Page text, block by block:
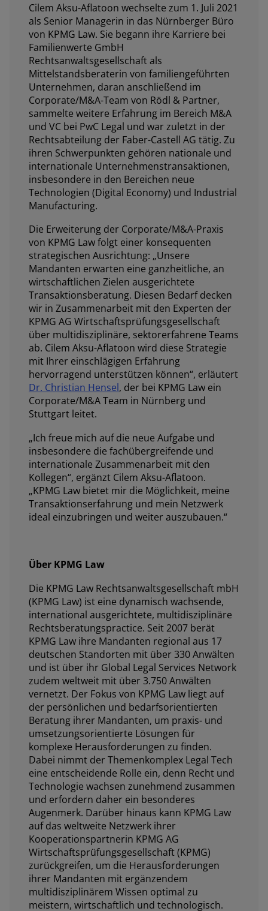
Cilem Aksu-Aflatoon wechselte zum 1. Juli 2021
als Senior Managerin in das Nürnberger Büro
von KPMG Law. Sie begann ihre Karriere bei
Familienwerte GmbH
Rechtsanwaltsgesellschaft als
Mittelstandsberaterin von familiengeführten
Unternehmen, daran anschließend im
Corporate/M&A-Team von Rödl & Partner,
sammelte weitere Erfahrung im Bereich M&A
und VC bei PwC Legal und war zuletzt in der
Rechtsabteilung der Faber-Castell AG tätig. Zu
ihren Schwerpunkten gehören nationale und
internationale Unternehmenstransaktionen,
insbesondere in den Bereichen neue
Technologien (Digital Economy) und Industrial
Manufacturing.
Die Erweiterung der Corporate/M&A-Praxis
von KPMG Law folgt einer konsequenten
strategischen Ausrichtung: „Unsere
Mandanten erwarten eine ganzheitliche, an
wirtschaftlichen Zielen ausgerichtete
Transaktionsberatung. Diesen Bedarf decken
wir in Zusammenarbeit mit den Experten der
KPMG AG Wirtschaftsprüfungsgesellschaft
über multidisziplinäre, sektorerfahrene Teams
ab. Cilem Aksu-Aflatoon wird diese Strategie
mit Ihrer einschlägigen Erfahrung
hervorragend unterstützen können“, erläutert
Dr. Christian Hensel, der bei KPMG Law ein
Corporate/M&A Team in Nürnberg und
Stuttgart leitet.
„Ich freue mich auf die neue Aufgabe und
insbesondere die fachübergreifende und
internationale Zusammenarbeit mit den
Kollegen“, ergänzt Cilem Aksu-Aflatoon.
„KPMG Law bietet mir die Möglichkeit, meine
Transaktionserfahrung und mein Netzwerk
ideal einzubringen und weiter auszubauen.“
Über KPMG Law
Die KPMG Law Rechtsanwaltsgesellschaft mbH
(KPMG Law) ist eine dynamisch wachsende,
international ausgerichtete, multidisziplinäre
Rechtsberatungspractice. Seit 2007 berät
KPMG Law ihre Mandanten regional aus 17
deutschen Standorten mit über 330 Anwälten
und ist über ihr Global Legal Services Network
zudem weltweit mit über 3.750 Anwälten
vernetzt. Der Fokus von KPMG Law liegt auf
der persönlichen und bedarfsorientierten
Beratung ihrer Mandanten, um praxis- und
umsetzungsorientierte Lösungen für
komplexe Herausforderungen zu finden.
Dabei nimmt der Themenkomplex Legal Tech
eine entscheidende Rolle ein, denn Recht und
Technologie wachsen zunehmend zusammen
und erfordern daher ein besonderes
Augenmerk. Darüber hinaus kann KPMG Law
auf das weltweite Netzwerk ihrer
Kooperationspartnerin KPMG AG
Wirtschaftsprüfungsgesellschaft (KPMG)
zurückgreifen, um die Herausforderungen
ihrer Mandanten mit ergänzendem
multidisziplinärem Wissen optimal zu
meistern, wirtschaftlich und technologisch.